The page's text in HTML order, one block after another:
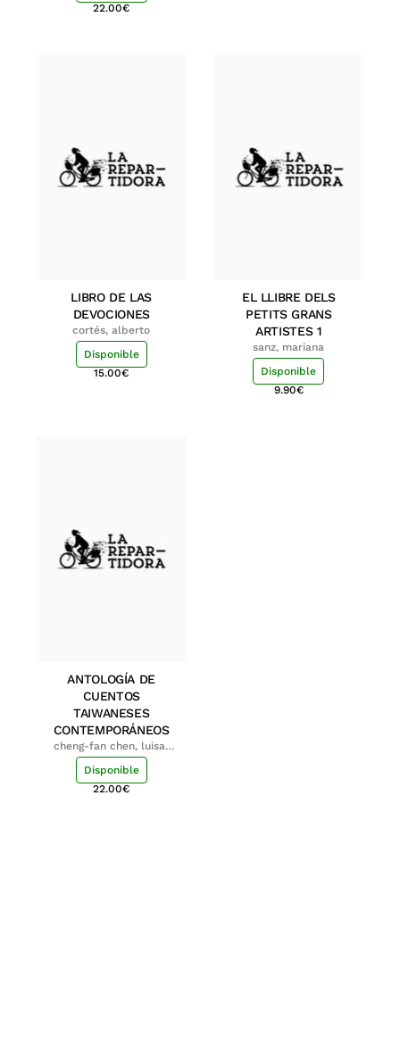
22.00€
LIBRO DE LAS
DEVOCIONES
cortés, alberto
Disponible
15.00€
EL LLIBRE DELS
PETITS GRANS
ARTISTES 1
sanz, mariana
Disponible
9.90€
ANTOLOGÍA DE
CUENTOS
TAIWANESES
CONTEMPORÁNEOS
cheng-fan chen, luisa;
shu-ying chang, luisa
Disponible
22.00€